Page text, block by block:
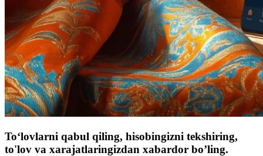
To‘lovlarni qabul qiling, hisobingizni tekshiring,
to'lov va xarajatlaringizdan xabardor bo’ling.